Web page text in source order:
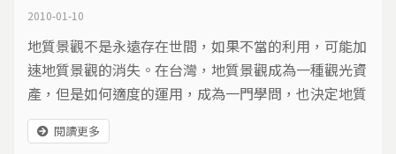
2010-01-10
地質景觀不是永遠存在世間，如果不當的利用，可能加
速地質景觀的消失。在台灣，地質景觀成為一種觀光資
產，但是如何適度的運用，成為一門學問，也決定地質
景觀的未來命運…
閱讀更多